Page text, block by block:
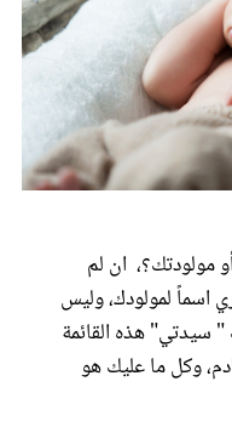
مولودتك؟، ان لم
لمولودك، وليس
سيدتي" هذه القائمة
وكل ما عليك هو